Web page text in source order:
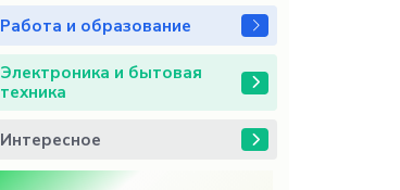
Работа и образование
Электроника и бытовая
техника
Интересное